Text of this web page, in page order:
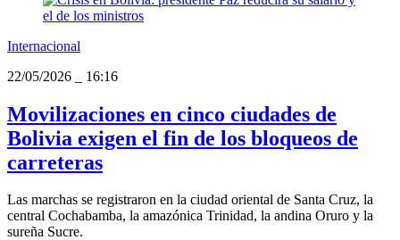
Internacional
22/05/2026
16:16
Movilizaciones en cinco ciudades de
Bolivia exigen el fin de los bloqueos de
carreteras
Las marchas se registraron en la ciudad oriental de Santa Cruz, la
central Cochabamba, la amazónica Trinidad, la andina Oruro y la
sureña Sucre.